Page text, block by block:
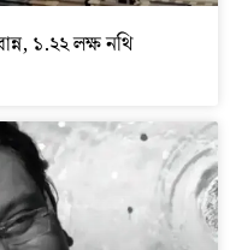
১.২২ লক্ষ নথি